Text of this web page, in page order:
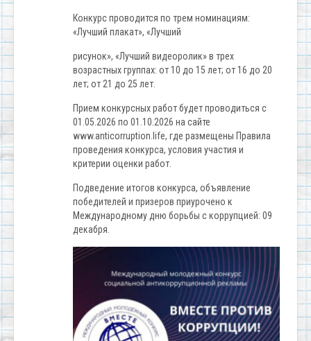
Конкурс проводится по трем номинациям:
«Лучший плакат», «Лучший
рисунок», «Лучший видеоролик» в трех
возрастных группах: от 10 до 15 лет; от 16 до 20
лет; от 21 до 25 лет.
Прием конкурсных работ будет проводиться с
01.05.2026 по 01.10.2026 на сайте
www.anticorruption.life, где размещены Правила
проведения конкурса, условия участия и
критерии оценки работ.
Подведение итогов конкурса, объявление
победителей и призеров приурочено к
Международному дню борьбы с коррупцией: 09
декабря.